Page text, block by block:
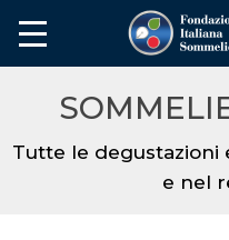
Tutte le degustazioni
e nel